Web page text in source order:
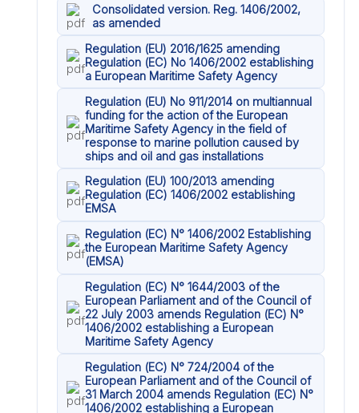
Consolidated version. Reg. 1406/2002,
as amended
Regulation (EU) 2016/1625 amending
Regulation (EC) No 1406/2002 establishing
a European Maritime Safety Agency
Regulation (EU) No 911/2014 on multiannual
funding for the action of the European
Maritime Safety Agency in the field of
response to marine pollution caused by
ships and oil and gas installations
Regulation (EU) 100/2013 amending
Regulation (EC) 1406/2002 establishing
EMSA
Regulation (EC) N° 1406/2002 Establishing
the European Maritime Safety Agency
(EMSA)
Regulation (EC) N° 1644/2003 of the
European Parliament and of the Council of
22 July 2003 amends Regulation (EC) N°
1406/2002 establishing a European
Maritime Safety Agency
Regulation (EC) N° 724/2004 of the
European Parliament and of the Council of
31 March 2004 amends Regulation (EC) N°
1406/2002 establishing a European